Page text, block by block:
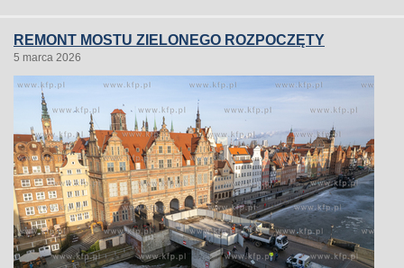
REMONT MOSTU ZIELONEGO ROZPOCZĘTY
5 marca 2026